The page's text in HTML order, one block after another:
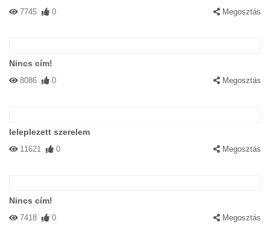
7745 0 Megosztás
Nincs cím!
8086 0 Megosztás
leleplezett szerelem
11621 0 Megosztás
Nincs cím!
7418 0 Megosztás